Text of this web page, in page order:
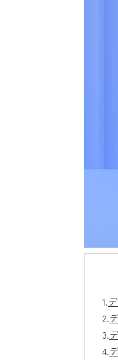
1.
2.
3.
4.